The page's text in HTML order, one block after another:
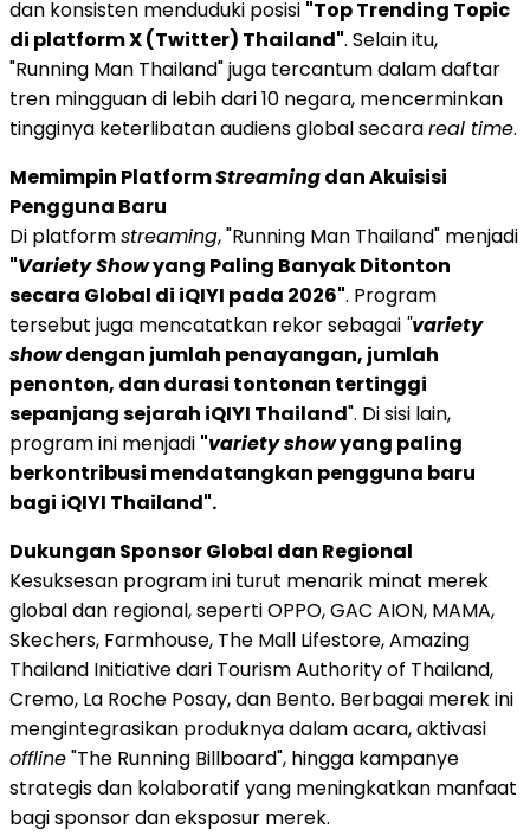
dan konsisten menduduki posisi "Top Trending Topic
di platform X (Twitter) Thailand". Selain itu,
"Running Man Thailand" juga tercantum dalam daftar
tren mingguan di lebih dari 10 negara, mencerminkan
tingginya keterlibatan audiens global secarareal time.
Memimpin PlatformStreamingdan Akuisisi
Pengguna Baru
Di platformstreaming, "Running Man Thailand" menjadi
"Variety Showyang Paling Banyak Ditonton
secara Global di iQIYI pada 2026". Program
tersebut juga mencatatkan rekor sebagai "variety
showdengan jumlah penayangan, jumlah
penonton, dan durasi tontonan tertinggi
sepanjang sejarah iQIYI Thailand". Di sisi lain,
program ini menjadi "variety showyang paling
berkontribusi mendatangkan pengguna baru
bagi iQIYI Thailand".
Dukungan Sponsor Global dan Regional
Kesuksesan program ini turut menarik minat merek
global dan regional, seperti OPPO, GAC AION, MAMA,
Skechers, Farmhouse, The Mall Lifestore, Amazing
Thailand Initiative dari Tourism Authority of Thailand,
Cremo, La Roche Posay, dan Bento. Berbagai merek ini
mengintegrasikan produknya dalam acara, aktivasi
offline"The Running Billboard", hingga kampanye
strategis dan kolaboratif yang meningkatkan manfaat
bagi sponsor dan eksposur merek.